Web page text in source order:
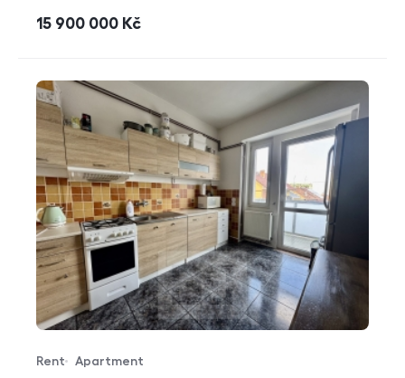
cena
15 900 000 Kč
Offer type
Rent
Property type
Apartment